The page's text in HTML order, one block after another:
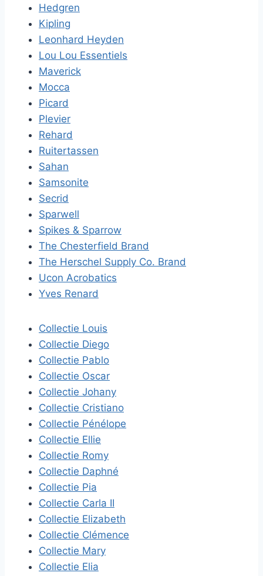
Hedgren
Kipling
Leonhard Heyden
Lou Lou Essentiels
Maverick
Mocca
Picard
Plevier
Rehard
Ruitertassen
Sahan
Samsonite
Secrid
Sparwell
Spikes & Sparrow
The Chesterfield Brand
The Herschel Supply Co. Brand
Ucon Acrobatics
Yves Renard
Collectie Louis
Collectie Diego
Collectie Pablo
Collectie Oscar
Collectie Johany
Collectie Cristiano
Collectie Pénélope
Collectie Ellie
Collectie Romy
Collectie Daphné
Collectie Pia
Collectie Carla II
Collectie Elizabeth
Collectie Clémence
Collectie Mary
Collectie Elia